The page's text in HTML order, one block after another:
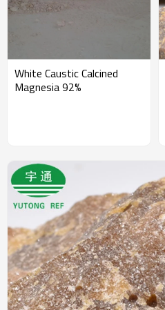
White Caustic Calcined
Magnesia 92%